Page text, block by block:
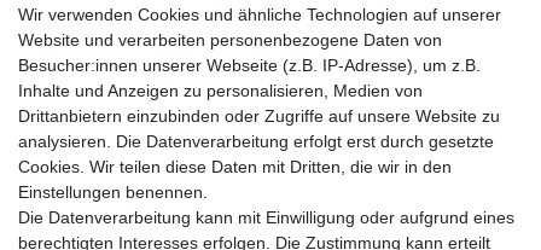
Impressum
Datenschutzerklärung
Kontakt
Wir verwenden Cookies und ähnliche Technologien auf unserer
Website und verarbeiten personenbezogene Daten von
Besucher:innen unserer Webseite (z.B. IP-Adresse), um z.B.
Inhalte und Anzeigen zu personalisieren, Medien von
Drittanbietern einzubinden oder Zugriffe auf unsere Website zu
analysieren. Die Datenverarbeitung erfolgt erst durch gesetzte
Cookies. Wir teilen diese Daten mit Dritten, die wir in den
Einstellungen benennen.
Die Datenverarbeitung kann mit Einwilligung oder aufgrund eines
berechtigten Interesses erfolgen. Die Zustimmung kann erteilt